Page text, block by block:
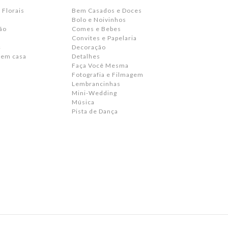
Florais
casa
Bem Casados e Doces
Bolo e Noivinhos
Comes e Bebes
Convites e Papelaria
Decoração
Detalhes
Faça Você Mesma
Fotografia e Filmagem
Lembrancinhas
Mini-Wedding
Música
Pista de Dança